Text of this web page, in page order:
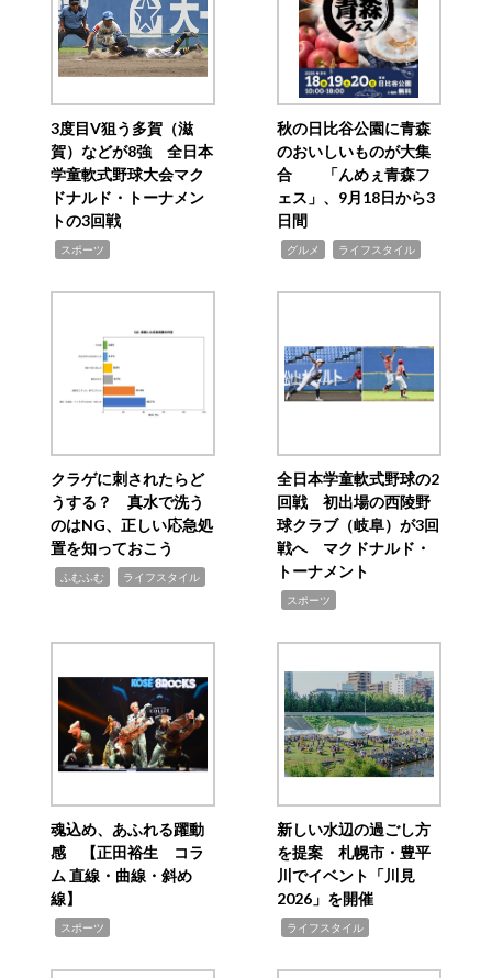
3度目V狙う多賀（滋
賀）などが8強 全日本
学童軟式野球大会マク
ドナルド・トーナメン
トの3回戦
スポーツ
秋の日比谷公園に青森
のおいしいものが大集
合 「んめぇ青森フ
ェス」、9月18日から3
日間
グルメ ライフスタイル
クラゲに刺されたらど
うする？ 真水で洗う
のはNG、正しい応急処
置を知っておこう
ふむふむ ライフスタイル
全日本学童軟式野球の2
回戦 初出場の西陵野
球クラブ（岐阜）が3回
戦へ マクドナルド・
トーナメント
スポーツ
魂込め、あふれる躍動
感 【正田裕生 コラ
ム 直線・曲線・斜め
線】
スポーツ
新しい水辺の過ごし方
を提案 札幌市・豊平
川でイベント「川見
2026」を開催
ライフスタイル